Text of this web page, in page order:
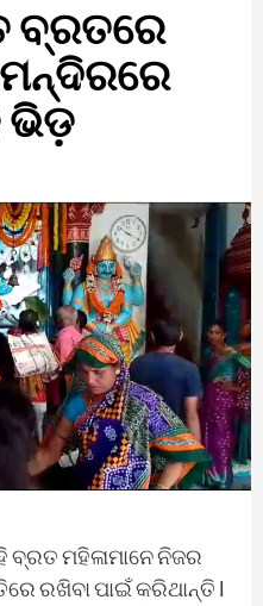
ବ୍ରତରେ
ଭିଡ଼
ମହିଳାମାନେ ନିଜର
ରଖିବା ପାଇଁ କରିଥାନ୍ତି l